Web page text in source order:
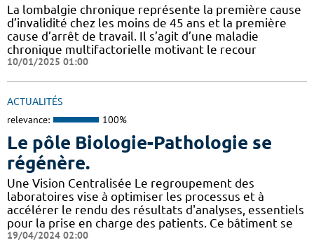
La lombalgie chronique représente la première cause
d’invalidité chez les moins de 45 ans et la première
cause d’arrêt de travail. Il s’agit d’une maladie
chronique multifactorielle motivant le recour
10/01/2025 01:00
ACTUALITÉS
relevance: 100%
Le pôle Biologie-Pathologie se
régénère.
Une Vision Centralisée Le regroupement des
laboratoires vise à optimiser les processus et à
accélérer le rendu des résultats d'analyses, essentiels
pour la prise en charge des patients. Ce bâtiment se
19/04/2024 02:00